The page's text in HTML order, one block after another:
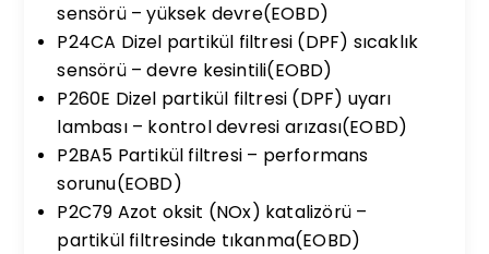
sensörü – yüksek devre(EOBD)
P24CA Dizel partikül filtresi (DPF) sıcaklık
sensörü – devre kesintili(EOBD)
P260E Dizel partikül filtresi (DPF) uyarı
lambası – kontrol devresi arızası(EOBD)
P2BA5 Partikül filtresi – performans
sorunu(EOBD)
P2C79 Azot oksit (NOx) katalizörü –
partikül filtresinde tıkanma(EOBD)